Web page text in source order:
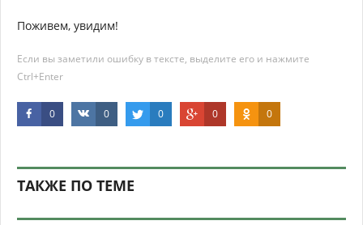
Поживем, увидим!
Если вы заметили ошибку в тексте, выделите его и нажмите
Ctrl+Enter
0 0 0 0 0
ТАКЖЕ ПО ТЕМЕ